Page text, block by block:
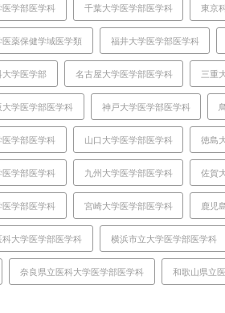
医学部医学科 千葉大学医学部医学科 東京
薬保健学域医学類 福井大学医学部医学科
学医学部 名古屋大学医学部医学科 三重
大学医学部医学科 神戸大学医学部医学科
医学部医学科 山口大学医学部医学科 徳島
医学部医学科 九州大学医学部医学科 佐賀
医学部医学科 宮崎大学医学部医学科 鹿児
大学医学部医学科 横浜市立大学医学部医学科
奈良県立医科大学医学部医学科 和歌山県立